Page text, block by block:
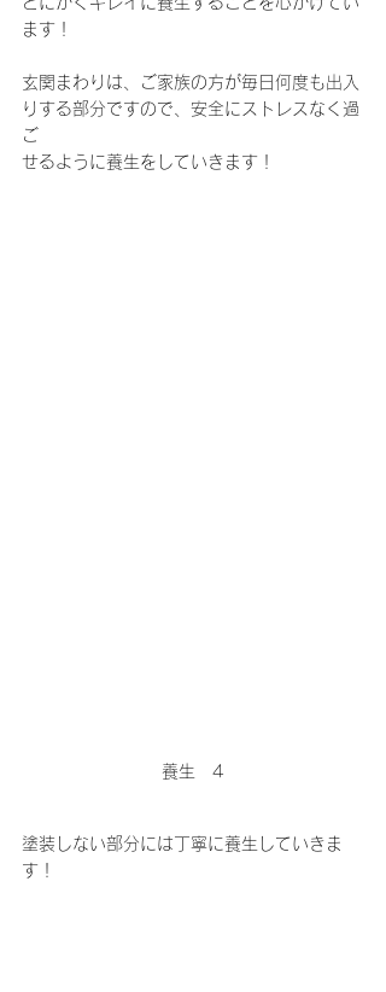
ます！
玄関まわりは、ご家族の方が毎日何度も出入
りする部分ですので、安全にストレスなく過
ご
せるように養生をしていきます！
養生　4
塗装しない部分には丁寧に養生していきま
す！